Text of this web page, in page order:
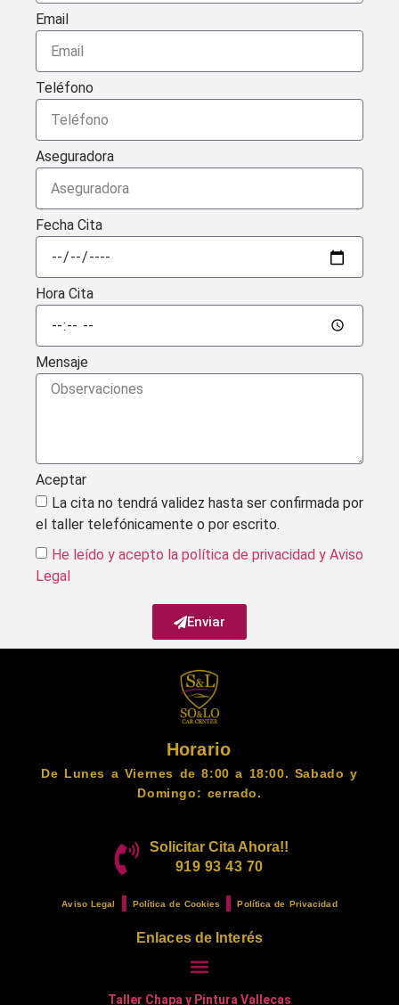
Email
Teléfono
Aseguradora
Fecha Cita
Hora Cita
Mensaje
Aceptar
La cita no tendrá validez hasta ser confirmada por
el taller telefónicamente o por escrito.
He leído y acepto la política de privacidad y Aviso
Legal
Enviar
Horario
De Lunes a Viernes de 8:00 a 18:00. Sabado y
Domingo: cerrado.
Solicitar Cita Ahora!!
919 93 43 70
Aviso Legal Política de Cookies Política de Privacidad
Enlaces de Interés
Taller Chapa y Pintura Vallecas